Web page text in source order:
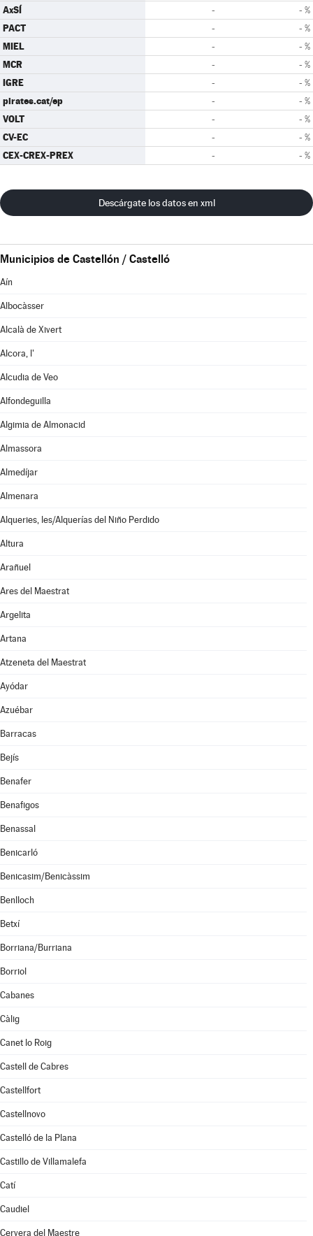
AxSÍ - - %
PACT - - %
MIEL - - %
MCR - - %
IGRE - - %
pirates.cat/ep - - %
VOLT - - %
CV-EC - - %
CEX-CREX-PREX - - %
Descárgate los datos en xml
Municipios de Castellón / Castelló
Aín
Albocàsser
Alcalà de Xivert
Alcora, l'
Alcudia de Veo
Alfondeguilla
Algimia de Almonacid
Almassora
Almedíjar
Almenara
Alqueries, les/Alquerías del Niño Perdido
Altura
Arañuel
Ares del Maestrat
Argelita
Artana
Atzeneta del Maestrat
Ayódar
Azuébar
Barracas
Bejís
Benafer
Benafigos
Benassal
Benicarló
Benicasim/Benicàssim
Benlloch
Betxí
Borriana/Burriana
Borriol
Cabanes
Càlig
Canet lo Roig
Castell de Cabres
Castellfort
Castellnovo
Castelló de la Plana
Castillo de Villamalefa
Catí
Caudiel
Cervera del Maestre